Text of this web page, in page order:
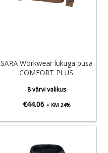
SARA Workwear lukuga pusa
COMFORT PLUS
8 värvi valikus
€44.06 + KM 24%